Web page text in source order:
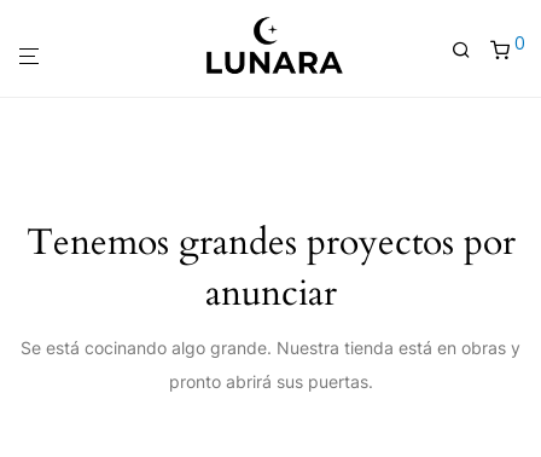
0
Tenemos grandes proyectos por
anunciar
Se está cocinando algo grande. Nuestra tienda está en obras y
pronto abrirá sus puertas.